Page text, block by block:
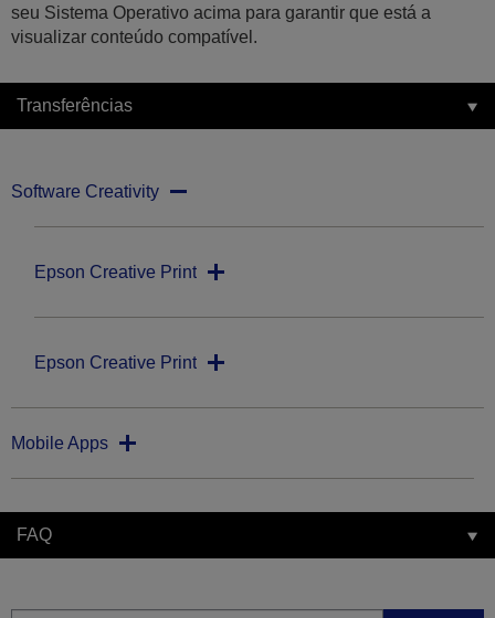
seu Sistema Operativo acima para garantir que está a
visualizar conteúdo compatível.
Transferências
Software Creativity
Epson Creative Print
Epson Creative Print
Mobile Apps
FAQ